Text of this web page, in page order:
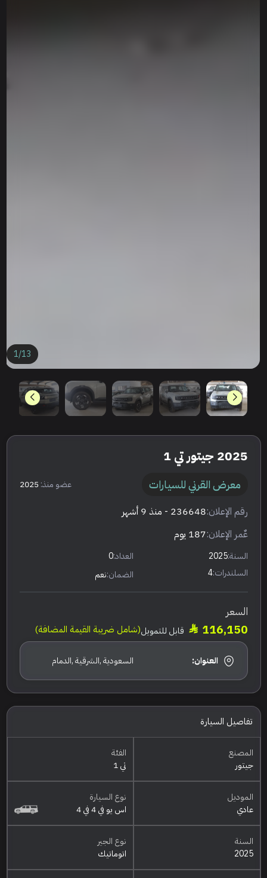
1/13
2025 جيتور تي 1
معرض القرني للسيارات عضو منذ:2025
رقم الإعلان:236648 - منذ 9 أشهر
عٌمر الإعلان:187 يوم
السنة:2025 العداد:0
السلندرات:4 الضمان:نعم
السعر
116,150 قابل للتمويل(شامل ضريبة القيمة المضافة)
العنوان: السعودية ,الشرقية ,الدمام
تفاصيل السيارة
المصنع
جيتور
الفئة
تي 1
الموديل
عادي
نوع السيارة
اس يو في 4 في 4
السنة
2025
نوع الجير
اتوماتيك